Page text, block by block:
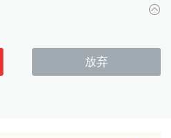
放弃